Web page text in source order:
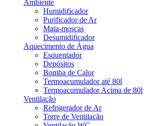
Ambiente
Humidificador
Purificador de Ar
Mata-moscas
Desumidificador
Aquecimento de Água
Esquentador
Depósitos
Bomba de Calor
Termoacumulador até 80l
Termoacumulador Acima de 80l
Ventilação
Refrigerador de Ar
Torre de Ventilação